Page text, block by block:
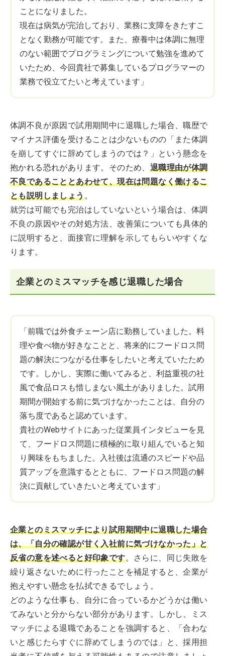
ことになりました。
現在は病気が完治しており、業務に支障をきたすこ
となく勤務が可能です。また、療養中は体調に無理
のない範囲でプログラミングについて勉強を進めて
いたため、今回貴社で募集しているプログラマーの
業務で役立てたいと考えています」
体調不良が原因で試用期間中に退職した場合、職歴で
マイナス評価を受けることは少ないものの「また体調
を崩してすぐに辞めてしまうのでは？」という懸念を
抱かれる恐れがあります。そのため、 退職理由が体調
不良であることとあわせて、現在は問題なく働けるこ
とも説明しましょう。
就労は可能でも完治はしていないという場合は、体調
不良の原因やその対処方法、改善策についても具体的
に説明すると、面接官に理解を示してもらいやすくな
ります。
企業とのミスマッチを感じ退職した場合
「前職では外食チェーン店に勤務していました。料
理や食べ物が好きなことと、将来的にフードロス問
題の解決につながる仕事をしたいと考えていたため
です。しかし、実際に働いてみると、利益重視の社
風で食品ロスも惜しまない風土がありました。試用
期間が開始する前に気づけなかったことは、自分の
落ち度であると認めています。
貴社のWebサイトにあった従業員インタビューを見
て、フードロス問題に積極的に取り組んでいると知
り興味をもちました。入社後は流通のスピードや品
質アップを意識するとともに、フードロス問題の解
決に貢献していきたいと考えています」
企業とのミスマッチにより試用期間中に退職した場合
は、「自分の確認が甘く入社前に気づけなかった」と
反省の意を述べると好印象です。さらに、同じ失敗を
繰り返さないために行ったことを補足すると、企業が
抱えやすい懸念を払拭できるでしょう。
どのような仕事も、自分に合っているかどうかは働い
てみないと分からない部分があります。しかし、ミス
マッチによる退職であることを強調すると、「合わな
いと感じたらすぐに辞めてしまうのでは」と、採用担